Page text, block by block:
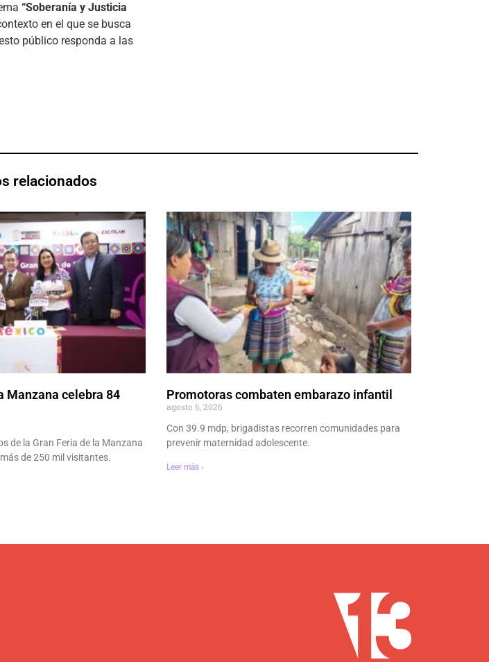
“Soberanía y Justicia
en el que se busca
público responda a las
relacionados
Manzana celebra 84
de la Gran Feria de la Manzana
de 250 mil visitantes.
Promotoras combaten embarazo infantil
agosto 6, 2026
Con 39.9 mdp, brigadistas recorren comunidades para
prevenir maternidad adolescente.
Leer más ›